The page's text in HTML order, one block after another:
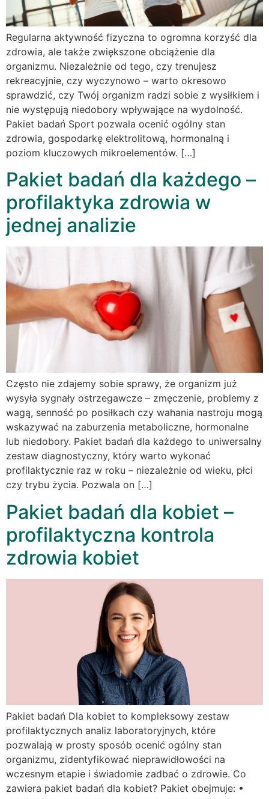
Regularna aktywność fizyczna to ogromna korzyść dla
zdrowia, ale także zwiększone obciążenie dla
organizmu. Niezależnie od tego, czy trenujesz
rekreacyjnie, czy wyczynowo – warto okresowo
sprawdzić, czy Twój organizm radzi sobie z wysiłkiem i
nie występują niedobory wpływające na wydolność.
Pakiet badań Sport pozwala ocenić ogólny stan
zdrowia, gospodarkę elektrolitową, hormonalną i
poziom kluczowych mikroelementów. […]
Pakiet badań dla każdego –
profilaktyka zdrowia w
jednej analizie
Często nie zdajemy sobie sprawy, że organizm już
wysyła sygnały ostrzegawcze – zmęczenie, problemy z
wagą, senność po posiłkach czy wahania nastroju mogą
wskazywać na zaburzenia metaboliczne, hormonalne
lub niedobory. Pakiet badań dla każdego to uniwersalny
zestaw diagnostyczny, który warto wykonać
profilaktycznie raz w roku – niezależnie od wieku, płci
czy trybu życia. Pozwala on […]
Pakiet badań dla kobiet –
profilaktyczna kontrola
zdrowia kobiet
Pakiet badań Dla kobiet to kompleksowy zestaw
profilaktycznych analiz laboratoryjnych, które
pozwalają w prosty sposób ocenić ogólny stan
organizmu, zidentyfikować nieprawidłowości na
wczesnym etapie i świadomie zadbać o zdrowie. Co
zawiera pakiet badań dla kobiet? Pakiet obejmuje: •